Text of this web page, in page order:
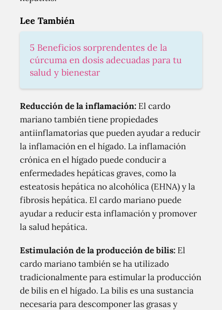
Lee También
5 Beneficios sorprendentes de la
cúrcuma en dosis adecuadas para tu
salud y bienestar
Reducción de la inflamación: El cardo
mariano también tiene propiedades
antiinflamatorias que pueden ayudar a reducir
la inflamación en el hígado. La inflamación
crónica en el hígado puede conducir a
enfermedades hepáticas graves, como la
esteatosis hepática no alcohólica (EHNA) y la
fibrosis hepática. El cardo mariano puede
ayudar a reducir esta inflamación y promover
la salud hepática.
Estimulación de la producción de bilis: El
cardo mariano también se ha utilizado
tradicionalmente para estimular la producción
de bilis en el hígado. La bilis es una sustancia
necesaria para descomponer las grasas y